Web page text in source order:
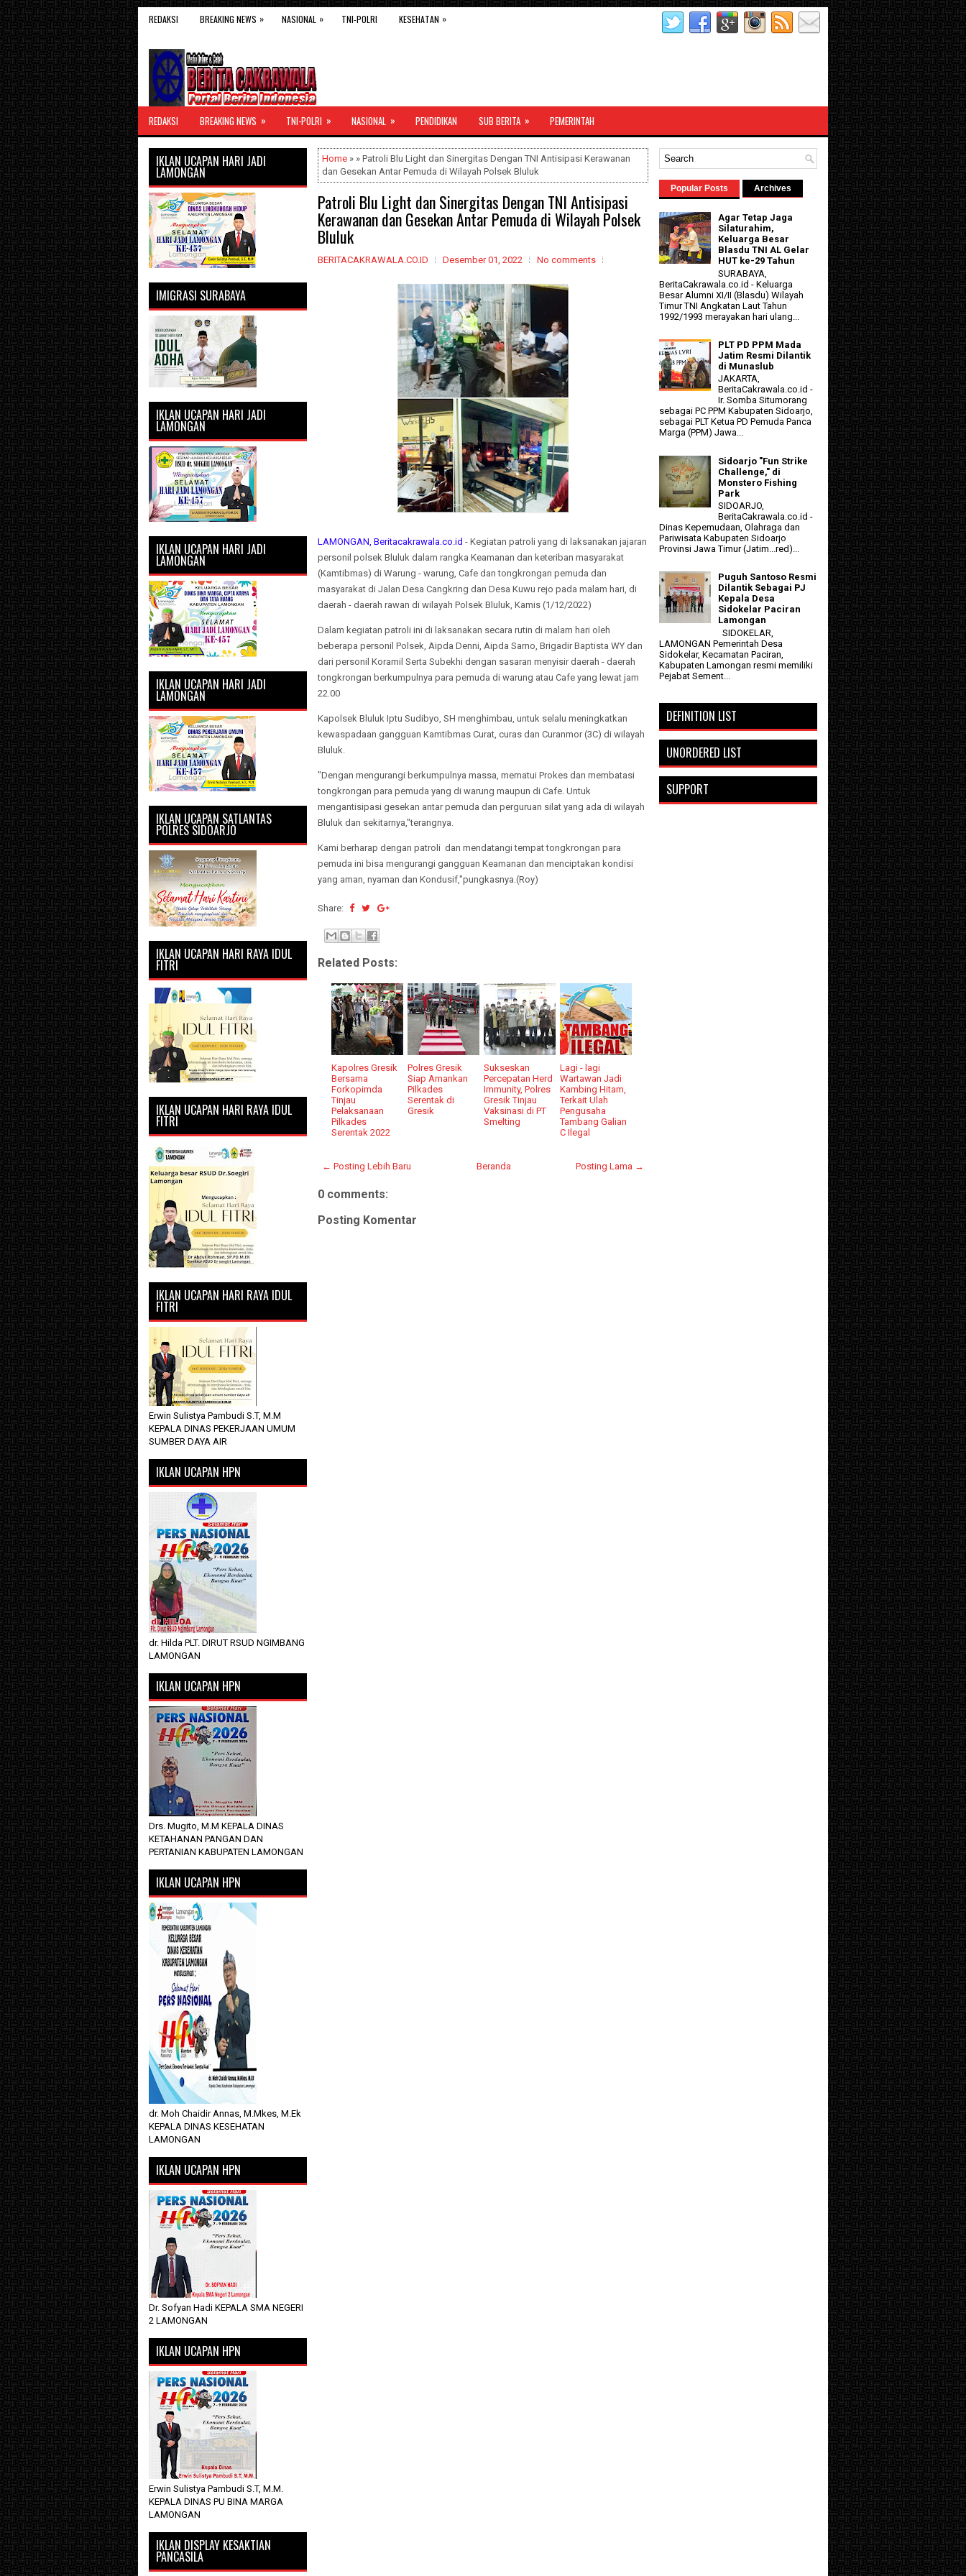
REDAKSI BREAKING NEWS » NASIONAL » TNI-POLRI KESEHATAN »
REDAKSI BREAKING NEWS » TNI-POLRI » NASIONAL » PENDIDIKAN SUB BERITA » PEMERINTAH
Home » » Patroli Blu Light dan Sinergitas Dengan TNI Antisipasi Kerawanan
dan Gesekan Antar Pemuda di Wilayah Polsek Bluluk
Patroli Blu Light dan Sinergitas Dengan TNI Antisipasi
Kerawanan dan Gesekan Antar Pemuda di Wilayah Polsek
Bluluk
BERITACAKRAWALA.CO.ID Desember 01, 2022 No comments
LAMONGAN, Beritacakrawala.co.id - Kegiatan patroli yang di laksanakan jajaran
personil polsek Bluluk dalam rangka Keamanan dan keteriban masyarakat
(Kamtibmas) di Warung - warung, Cafe dan tongkrongan pemuda dan
masyarakat di Jalan Desa Cangkring dan Desa Kuwu rejo pada malam hari, di
daerah - daerah rawan di wilayah Polsek Bluluk, Kamis (1/12/2022)
Dalam kegiatan patroli ini di laksanakan secara rutin di malam hari oleh
beberapa personil Polsek, Aipda Denni, Aipda Sarno, Brigadir Baptista WY dan
dari personil Koramil Serta Subekhi dengan sasaran menyisir daerah - daerah
tongkrongan berkumpulnya para pemuda di warung atau Cafe yang lewat jam
22.00
Kapolsek Bluluk Iptu Sudibyo, SH menghimbau, untuk selalu meningkatkan
kewaspadaan gangguan Kamtibmas Curat, curas dan Curanmor (3C) di wilayah
Bluluk.
"Dengan mengurangi berkumpulnya massa, mematui Prokes dan membatasi
tongkrongan para pemuda yang di warung maupun di Cafe. Untuk
mengantisipasi gesekan antar pemuda dan perguruan silat yang ada di wilayah
Bluluk dan sekitarnya,"terangnya.
Kami berharap dengan patroli dan mendatangi tempat tongkrongan para
pemuda ini bisa mengurangi gangguan Keamanan dan menciptakan kondisi
yang aman, nyaman dan Kondusif,"pungkasnya.(Roy)
Share:
Related Posts:
Kapolres Gresik
Bersama
Forkopimda
Tinjau
Pelaksanaan
Pilkades
Serentak 2022
Polres Gresik
Siap Amankan
Pilkades
Serentak di
Gresik
Sukseskan
Percepatan Herd
Immunity, Polres
Gresik Tinjau
Vaksinasi di PT
Smelting
Lagi - lagi
Wartawan Jadi
Kambing Hitam,
Terkait Ulah
Pengusaha
Tambang Galian
C Ilegal
← Posting Lebih Baru Posting Lama →
Beranda
0 comments:
Posting Komentar
IKLAN UCAPAN HARI JADI
LAMONGAN
IMIGRASI SURABAYA
IKLAN UCAPAN HARI JADI
LAMONGAN
IKLAN UCAPAN HARI JADI
LAMONGAN
IKLAN UCAPAN HARI JADI
LAMONGAN
IKLAN UCAPAN SATLANTAS
POLRES SIDOARJO
IKLAN UCAPAN HARI RAYA IDUL
FITRI
IKLAN UCAPAN HARI RAYA IDUL
FITRI
IKLAN UCAPAN HARI RAYA IDUL
FITRI
Erwin Sulistya Pambudi S.T, M.M
KEPALA DINAS PEKERJAAN UMUM
SUMBER DAYA AIR
IKLAN UCAPAN HPN
dr. Hilda PLT. DIRUT RSUD NGIMBANG
LAMONGAN
IKLAN UCAPAN HPN
Drs. Mugito, M.M KEPALA DINAS
KETAHANAN PANGAN DAN
PERTANIAN KABUPATEN LAMONGAN
IKLAN UCAPAN HPN
dr. Moh Chaidir Annas, M.Mkes, M.Ek
KEPALA DINAS KESEHATAN
LAMONGAN
IKLAN UCAPAN HPN
Dr. Sofyan Hadi KEPALA SMA NEGERI
2 LAMONGAN
IKLAN UCAPAN HPN
Erwin Sulistya Pambudi S.T, M.M.
KEPALA DINAS PU BINA MARGA
LAMONGAN
IKLAN DISPLAY KESAKTIAN
PANCASILA
Popular Posts Archives
Agar Tetap Jaga
Silaturahim,
Keluarga Besar
Blasdu TNI AL Gelar
HUT ke-29 Tahun
SURABAYA,
BeritaCakrawala.co.id - Keluarga
Besar Alumni XI/II (Blasdu) Wilayah
Timur TNI Angkatan Laut Tahun
1992/1993 merayakan hari ulang...
PLT PD PPM Mada
Jatim Resmi Dilantik
di Munaslub
JAKARTA,
BeritaCakrawala.co.id -
Ir. Somba Situmorang
sebagai PC PPM Kabupaten Sidoarjo,
sebagai PLT Ketua PD Pemuda Panca
Marga (PPM) Jawa...
Sidoarjo "Fun Strike
Challenge," di
Monstero Fishing
Park
SIDOARJO,
BeritaCakrawala.co.id -
Dinas Kepemudaan, Olahraga dan
Pariwisata Kabupaten Sidoarjo
Provinsi Jawa Timur (Jatim...red)...
Puguh Santoso Resmi
Dilantik Sebagai PJ
Kepala Desa
Sidokelar Paciran
Lamongan
SIDOKELAR,
LAMONGAN Pemerintah Desa
Sidokelar, Kecamatan Paciran,
Kabupaten Lamongan resmi memiliki
Pejabat Sement...
DEFINITION LIST
UNORDERED LIST
SUPPORT